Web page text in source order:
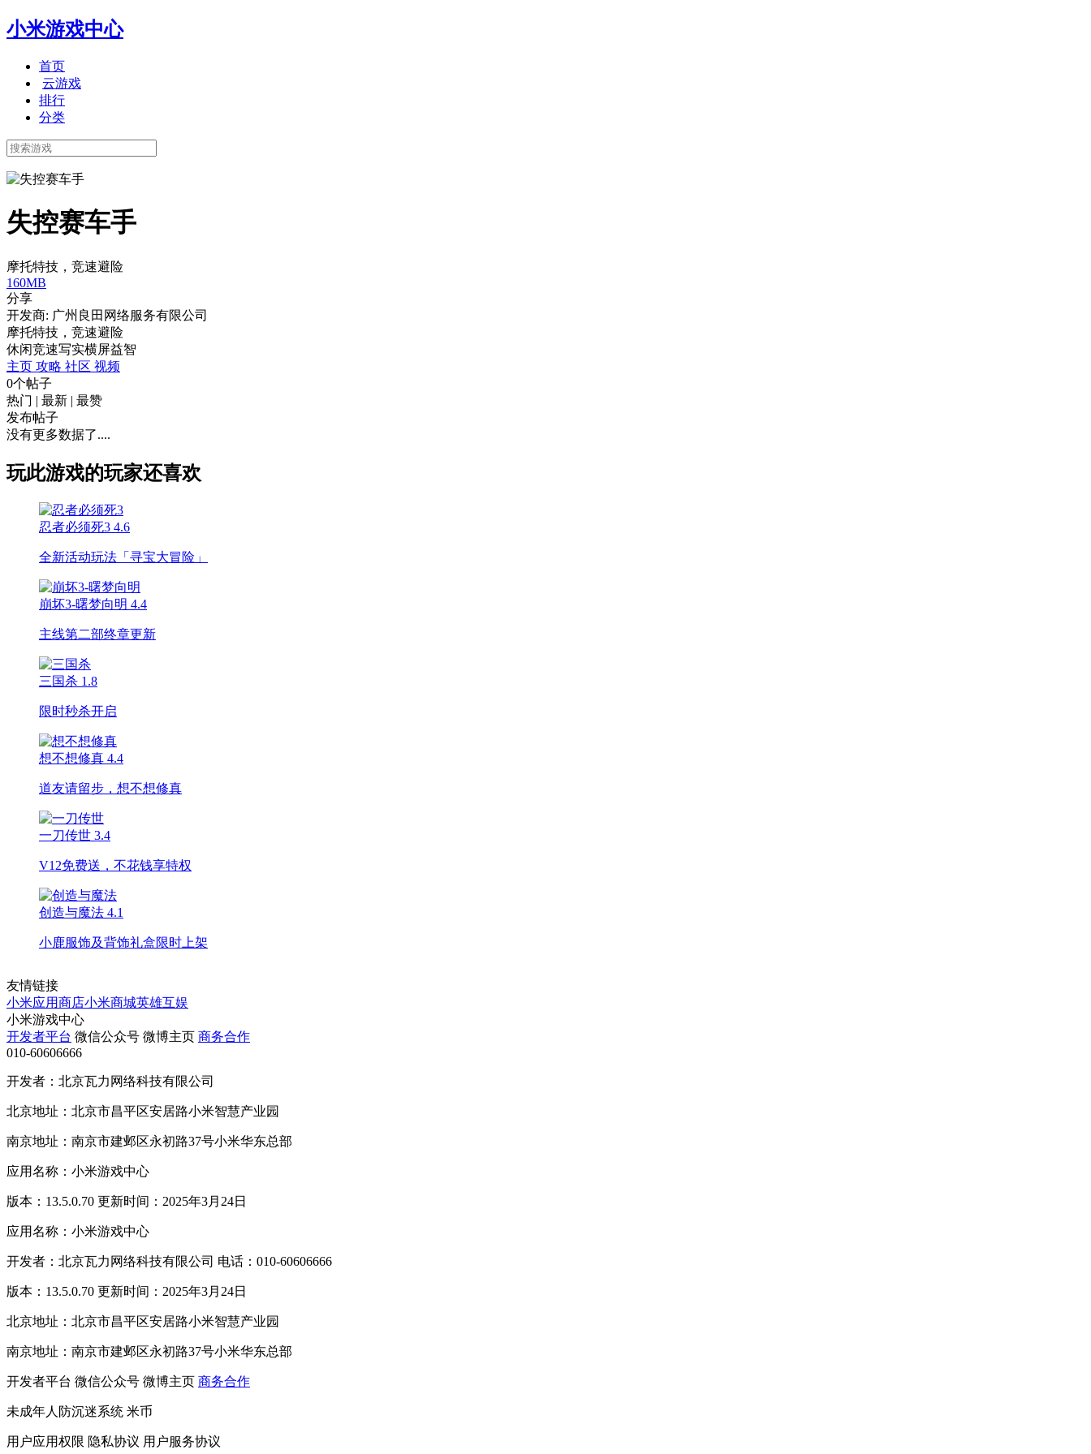
小米游戏中心
首页
云游戏
排行
分类
失控赛车手
摩托特技，竞速避险
160MB
分享
开发商: 广州良田网络服务有限公司
摩托特技，竞速避险
休闲竞速写实横屏益智
主页 攻略 社区 视频
0个帖子
热门 | 最新 | 最赞
发布帖子
没有更多数据了....
玩此游戏的玩家还喜欢
忍者必须死3 4.6
全新活动玩法「寻宝大冒险」
崩坏3-曙梦向明 4.4
主线第二部终章更新
三国杀 1.8
限时秒杀开启
想不想修真 4.4
道友请留步，想不想修真
一刀传世 3.4
V12免费送，不花钱享特权
创造与魔法 4.1
小鹿服饰及背饰礼盒限时上架
友情链接
小米应用商店小米商城英雄互娱
小米游戏中心
开发者平台 微信公众号 微博主页 商务合作
010-60606666
开发者：北京瓦力网络科技有限公司
北京地址：北京市昌平区安居路小米智慧产业园
南京地址：南京市建邺区永初路37号小米华东总部
应用名称：小米游戏中心
版本：13.5.0.70 更新时间：2025年3月24日
应用名称：小米游戏中心
开发者：北京瓦力网络科技有限公司 电话：010-60606666
版本：13.5.0.70 更新时间：2025年3月24日
北京地址：北京市昌平区安居路小米智慧产业园
南京地址：南京市建邺区永初路37号小米华东总部
开发者平台 微信公众号 微博主页 商务合作
未成年人防沉迷系统 米币
用户应用权限 隐私协议 用户服务协议